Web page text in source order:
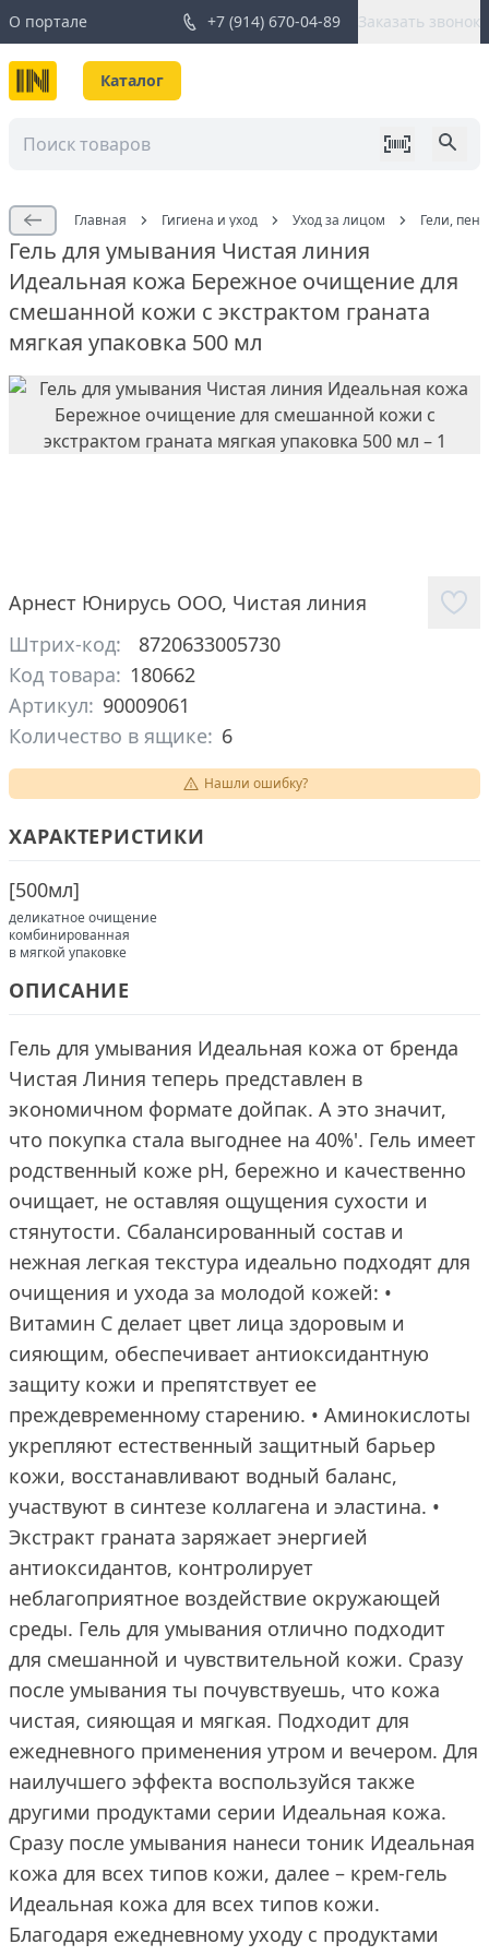
О портале +7 (914) 670-04-89 Заказать звонок
Каталог
Главная Гигиена и уход Уход за лицом Гели,
Гель для умывания Чистая линия
Идеальная кожа Бережное очищение для
смешанной кожи с экстрактом граната
мягкая упаковка 500 мл
Арнест Юнирусь ООО, Чистая линия
Штрих-код:
8720633005730
Код товара: 180662
Артикул: 90009061
Количество в ящике: 6
Нашли ошибку?
ХАРАКТЕРИСТИКИ
[500мл]
деликатное очищение
комбинированная
в мягкой упаковке
ОПИСАНИЕ
Гель для умывания Идеальная кожа от бренда
Чистая Линия теперь представлен в
экономичном формате дойпак. А это значит,
что покупка стала выгоднее на 40%'. Гель имеет
родственный коже рН, бережно и качественно
очищает, не оставляя ощущения сухости и
стянутости. Сбалансированный состав и
нежная легкая текстура идеально подходят для
очищения и ухода за молодой кожей: •
Витамин С делает цвет лица здоровым и
сияющим, обеспечивает антиоксидантную
защиту кожи и препятствует ее
преждевременному старению. • Аминокислоты
укрепляют естественный защитный барьер
кожи, восстанавливают водный баланс,
участвуют в синтезе коллагена и эластина. •
Экстракт граната заряжает энергией
антиоксидантов, контролирует
неблагоприятное воздействие окружающей
среды. Гель для умывания отлично подходит
для смешанной и чувствительной кожи. Сразу
после умывания ты почувствуешь, что кожа
чистая, сияющая и мягкая. Подходит для
ежедневного применения утром и вечером. Для
наилучшего эффекта воспользуйся также
другими продуктами серии Идеальная кожа.
Сразу после умывания нанеси тоник Идеальная
кожа для всех типов кожи, далее – крем-гель
Идеальная кожа для всех типов кожи.
Благодаря ежедневному уходу с продуктами